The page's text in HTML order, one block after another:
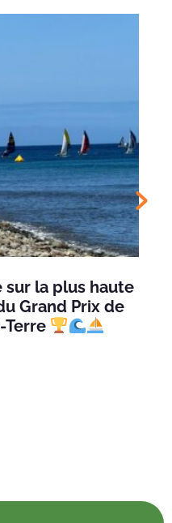
sur la plus haute
Grand Prix de
Terre